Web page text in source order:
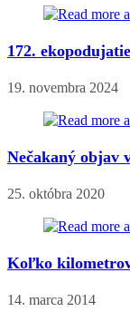
172. ekopodujatie
19. novembra 2024
Nečakaný objav
25. októbra 2020
Koľko
14. marca 2014